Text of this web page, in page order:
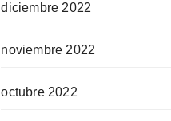
diciembre 2022
noviembre 2022
octubre 2022